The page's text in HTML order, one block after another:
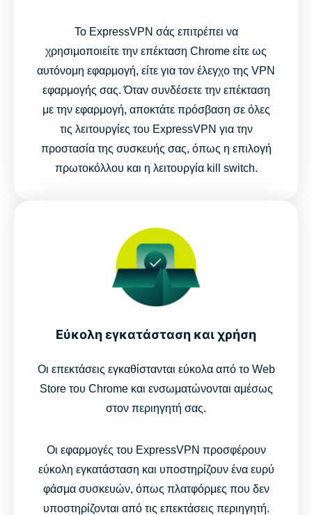
Το ExpressVPN σάς επιτρέπει να
χρησιμοποιείτε την επέκταση Chrome είτε ως
αυτόνομη εφαρμογή, είτε για τον έλεγχο της VPN
εφαρμογής σας. Όταν συνδέσετε την επέκταση
με την εφαρμογή, αποκτάτε πρόσβαση σε όλες
τις λειτουργίες του ExpressVPN για την
προστασία της συσκευής σας, όπως η επιλογή
πρωτοκόλλου και η λειτουργία kill switch.
Εύκολη εγκατάσταση και χρήση
Οι επεκτάσεις εγκαθίστανται εύκολα από το Web
Store του Chrome και ενσωματώνονται αμέσως
στον περιηγητή σας.
Οι εφαρμογές του ExpressVPN προσφέρουν
εύκολη εγκατάσταση και υποστηρίζουν ένα ευρύ
φάσμα συσκευών, όπως πλατφόρμες που δεν
υποστηρίζονται από τις επεκτάσεις περιηγητή.